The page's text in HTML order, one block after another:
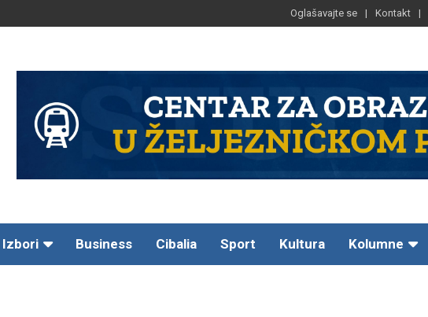
Oglašavajte se Kontakt
Izbori Business Cibalia Sport Kultura Kolumne